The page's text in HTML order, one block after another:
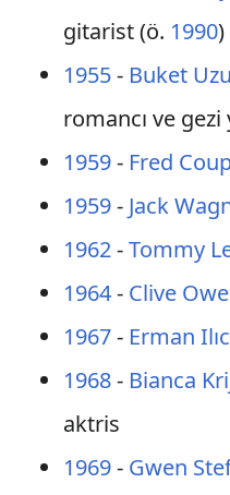
gitarist (ö. 1990)
1955- Buket
romancı ve gezi
1959- Fred
1959- Jack
1962-Tommy
1964- Clive
1967- Erman
1968- Bianca
aktris
1969- Gwen